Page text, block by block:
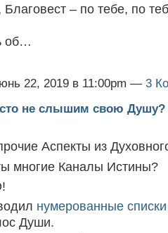
– по тебе, по
об…
22, 2019 в 11:00pm — 3
не слышим свою Душу?
Аспекты из
многие Каналы Истины?
нумерованные списки
Души.